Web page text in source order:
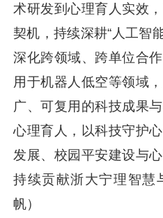
术研发到心理育人实效
契机，持续深耕“人工智
深化跨领域、跨单位合
用于机器人低空等领域
广、可复用的科技成果
心理育人，以科技守护
发展、校园平安建设与
持续贡献浙大宁理智慧
帆）